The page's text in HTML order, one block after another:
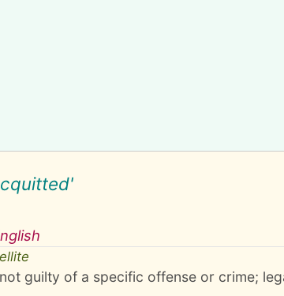
guilty of a specific offense or crime;